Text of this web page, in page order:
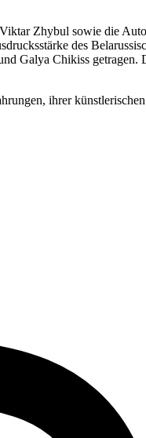
Zhybul sowie die
des
Galya Chikiss getragen.
ihrer